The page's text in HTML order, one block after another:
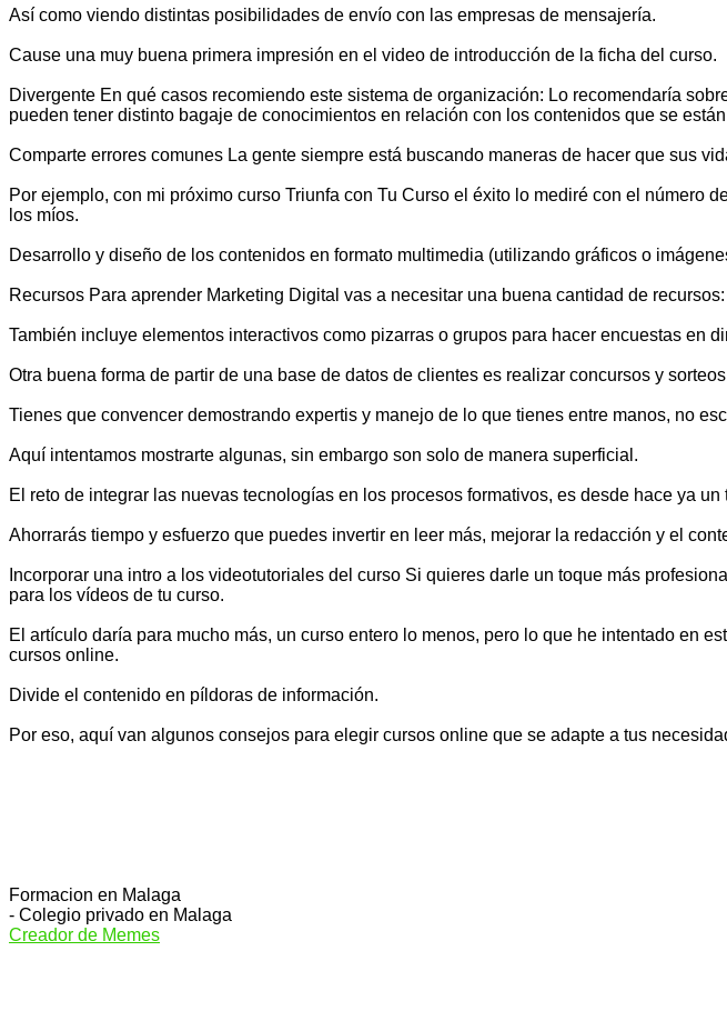
Así como viendo distintas posibilidades de envío con las empresas de mensajería.
Cause una muy buena primera impresión en el video de introducción de la ficha del curso.
Divergente En qué casos recomiendo este sistema de organización: Lo recomendaría
pueden tener distinto bagaje de conocimientos en relación con los contenidos que se
Comparte errores comunes La gente siempre está buscando maneras de hacer que sus
Por ejemplo, con mi próximo curso Triunfa con Tu Curso el éxito lo mediré con el
los míos.
Desarrollo y diseño de los contenidos en formato multimedia (utilizando gráficos o
Recursos Para aprender Marketing Digital vas a necesitar una buena cantidad de
También incluye elementos interactivos como pizarras o grupos para hacer encuestas en
Otra buena forma de partir de una base de datos de clientes es realizar concursos y
Tienes que convencer demostrando expertis y manejo de lo que tienes entre manos, no
Aquí intentamos mostrarte algunas, sin embargo son solo de manera superficial.
El reto de integrar las nuevas tecnologías en los procesos formativos, es desde hace ya
Ahorrarás tiempo y esfuerzo que puedes invertir en leer más, mejorar la redacción y el
Incorporar una intro a los videotutoriales del curso Si quieres darle un toque más
para los vídeos de tu curso.
El artículo daría para mucho más, un curso entero lo menos, pero lo que he intentado en
cursos online.
Divide el contenido en píldoras de información.
Por eso, aquí van algunos consejos para elegir cursos online que se adapte a tus
Formacion en Malaga
- Colegio privado en Malaga
Creador de Memes